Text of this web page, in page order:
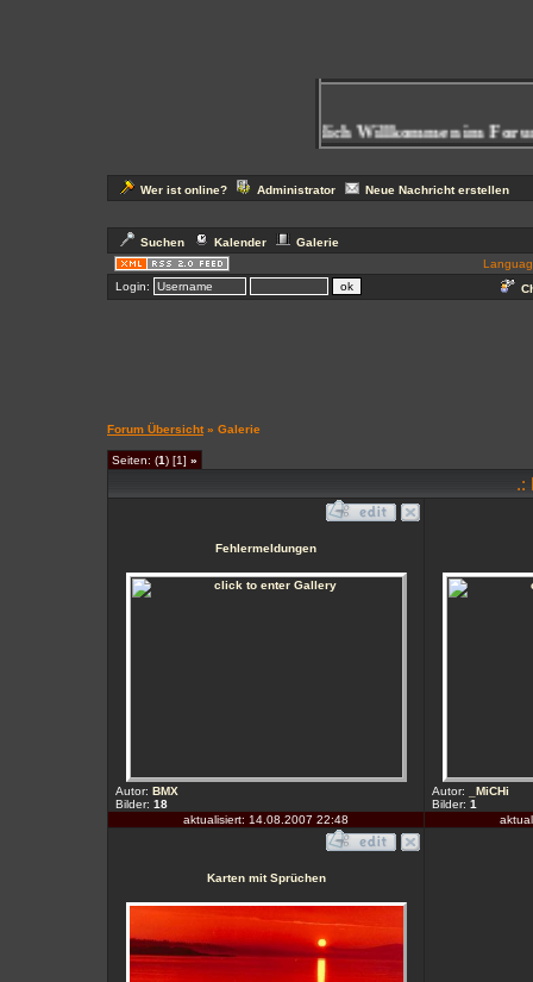
Herzlich Willkommen im Forum
Wer ist online? Administrator Neue Nachricht erstellen
Suchen Kalender
Galerie
Login:
Forum Übersicht» Galerie
Seiten: (1) [1] »
.:
Fehlermeldungen
Autor: BMX
Bilder: 18
aktualisiert: 14.08.2007 22:48
Autor:
_MiCHi
Bilder: 1
Karten mit Sprüchen